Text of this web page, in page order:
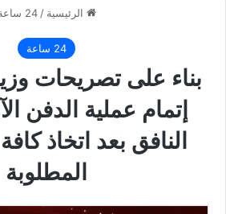
الرئيسية / 24 ساعة
24 ساعة
بناء على تصريحات
إتمام عملية الدفن
النافق بعد اتخاذ
المطلوبة